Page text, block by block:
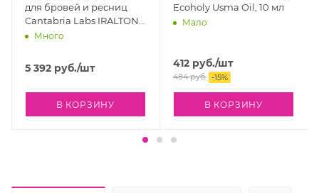
для бровей и ресниц
Cantabria Labs IRALTONE
- 2 in 1 Lashes and
Много
5 392 руб./шт
В КОРЗИНУ
Ecoholy Usma Oil, 10 мл
Мало
412 руб./шт
484руб. -15%
В КОРЗИНУ